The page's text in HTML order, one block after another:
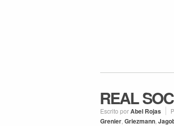
REAL
Escrito porAbel Rojas
Grenier, Griezmann,